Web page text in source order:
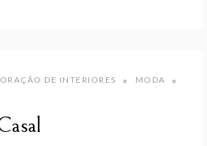
DE INTERIORES
MODA